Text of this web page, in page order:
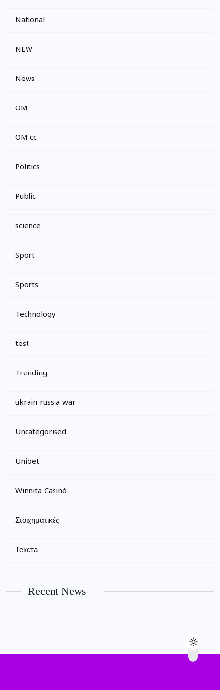
National
NEW
News
OM
OM cc
Politics
Public
science
Sport
Sports
Technology
test
Trending
ukrain russia war
Uncategorised
Unibet
Winnita Casinò
Στοιχηματικές
Текста
Recent News